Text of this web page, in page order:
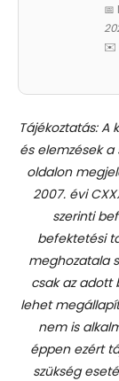
📅
✉️
Tájékoztatás:
és elemzések
oldalon
2007. évi
szerinti
befektetési
meghozatala
csak az adott
lehet
nem is
éppen ezért
szükség